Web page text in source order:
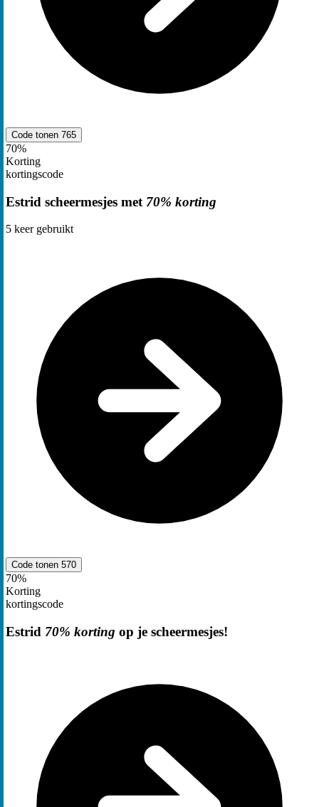
Code tonen 765
70%
Korting
kortingscode
Estrid scheermesjes met 70% korting
5 keer gebruikt
Code tonen 570
70%
Korting
kortingscode
Estrid 70% korting op je scheermesjes!